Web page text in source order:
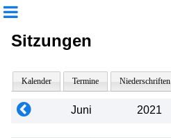
Sitzungen
Kalender Termine Niederschriften
Juni 2021